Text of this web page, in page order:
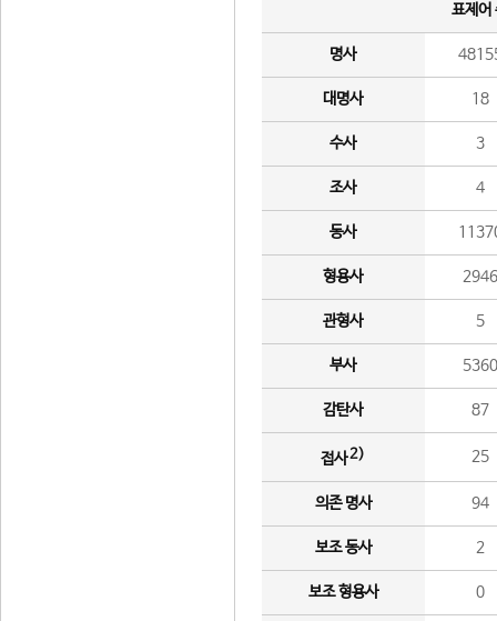
표제어
명사
대명사 18
수사 3
조사 4
동사
형용사 2946
관형사 5
부사 5360
감탄사 87
접사2) 25
의존 명사 94
보조 동사 2
보조 형용사 0